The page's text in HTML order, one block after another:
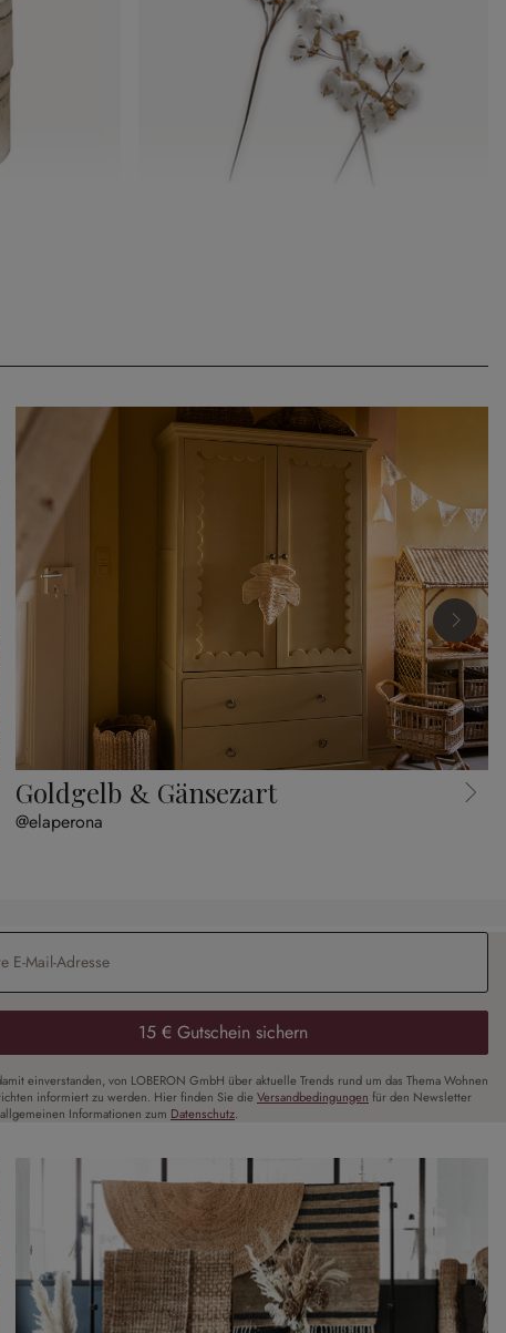
Goldgelb & Gänsezart
@elaperona
*
15 € Gutschein sichern
einverstanden, von LOBERON GmbH über aktuelle Trends rund um das Thema Wohnen
informiert zu werden. Hier finden Sie die Versandbedingungen für den Newsletter
Informationen zum Datenschutz.